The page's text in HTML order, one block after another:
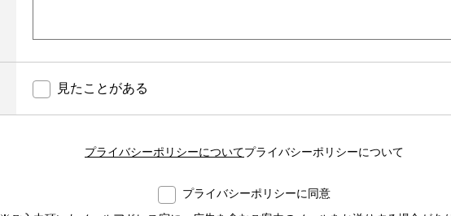
見たことがある
プライバシーポリシーについてプライバシーポリシーについて
プライバシーポリシーに同意